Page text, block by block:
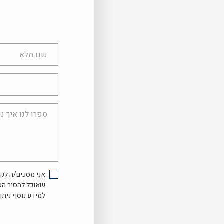
שם
מלא
טלפון
ספרו
אני מסכים/ה
שאוכל להסיר
למידע נוסף